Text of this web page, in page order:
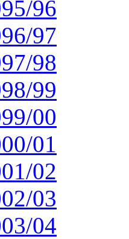
96
97
98
99
00
01
02
03
04